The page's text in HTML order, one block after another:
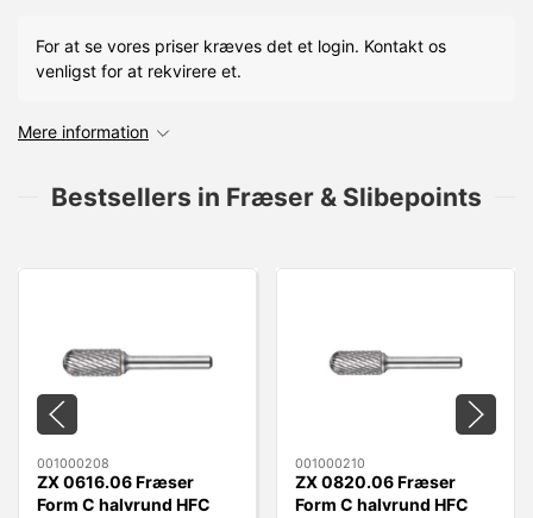
For at se vores priser kræves det et login. Kontakt os
venligst for at rekvirere et.
Mere information
Bestsellers in Fræser & Slibepoints
001000208
ZX 0616.06 Fræser
Form C halvrund HFC
001000210
ZX 0820.06 Fræser
Form C halvrund HFC